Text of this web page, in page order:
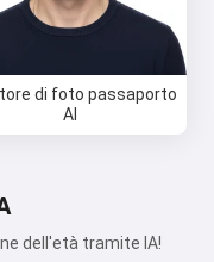
di foto passaporto
AI
dell'età tramite IA!